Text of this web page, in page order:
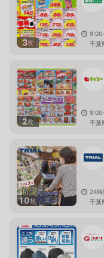
3枚
9:00
千葉
2枚
千葉
10枚
24時
千葉